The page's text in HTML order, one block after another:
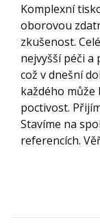
Komplexní
oborovou
zkušenost.
nejvyšší péči a
což v dnešní
každého
poctivost.
Stavíme na
referencích.